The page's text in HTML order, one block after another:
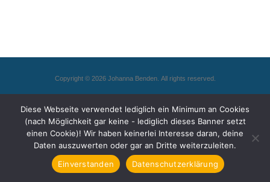
Copyright © 2026 Johanna Benden. All rights reserved.
Diese Webseite verwendet lediglich ein Minimum an Cookies
(nach Möglichkeit gar keine - lediglich dieses Banner setzt
einen Cookie)! Wir haben keinerlei Interesse daran, deine
Daten auszuwerten oder gar an Dritte weiterzuleiten.
Einverstanden
Datenschutzerklärung